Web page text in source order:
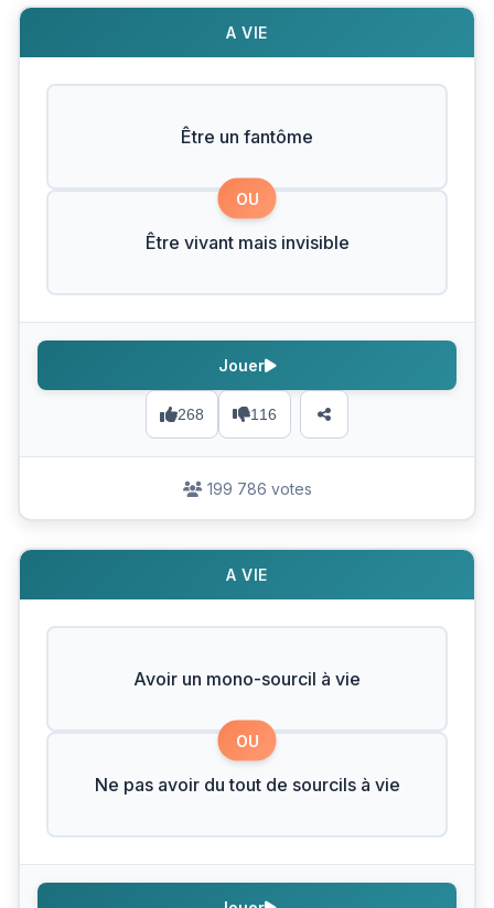
A VIE
Être un fantôme
OU
Être vivant mais invisible
268 116
Jouer
199 786 votes
A VIE
Avoir un mono-sourcil à vie
OU
Ne pas avoir du tout de sourcils à vie